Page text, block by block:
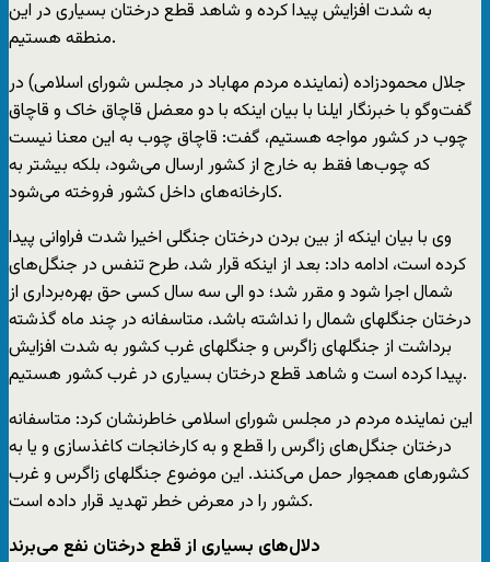
به شدت افزایش پیدا کرده و شاهد قطع درختان بسیاری در این
منطقه هستیم.
جلال محمودزاده (نماینده مردم مهاباد در مجلس شورای اسلامی) در
گفت‌وگو با خبرنگار ایلنا با بیان اینکه با دو معضل قاچاق خاک و قاچاق
چوب در کشور مواجه هستیم، گفت: قاچاق چوب به این معنا نیست
که چوب‌ها فقط به خارج از کشور ارسال می‌شود، بلکه بیشتر به
کارخانه‌های داخل کشور فروخته می‌شود.
وی با بیان اینکه از بین بردن درختان جنگلی اخیرا شدت فراوانی پیدا
کرده است، ادامه داد: بعد از اینکه قرار شد، طرح تنفس در جنگل‌های
شمال اجرا شود و مقرر شد؛ دو الی سه سال کسی حق بهره‌برداری از
درختان جنگلهای شمال را نداشته باشد، متاسفانه در چند ماه گذشته
برداشت از جنگلهای زاگرس و جنگلهای غرب کشور به شدت افزایش
پیدا کرده است و شاهد قطع درختان بسیاری در غرب کشور هستیم.
این نماینده مردم در مجلس شورای اسلامی خاطرنشان کرد: متاسفانه
درختان جنگل‌های زاگرس را قطع و به کارخانجات کاغذسازی و یا به
کشورهای همجوار حمل می‌کنند. این موضوع جنگلهای زاگرس و غرب
کشور را در معرض خطر تهدید قرار داده است.
دلال‌های بسیاری از قطع درختان نفع می‌برند